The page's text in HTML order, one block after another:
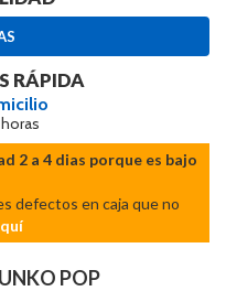
RÁPIDA
2 a 4 dias porque es bajo
defectos en caja que no
POP